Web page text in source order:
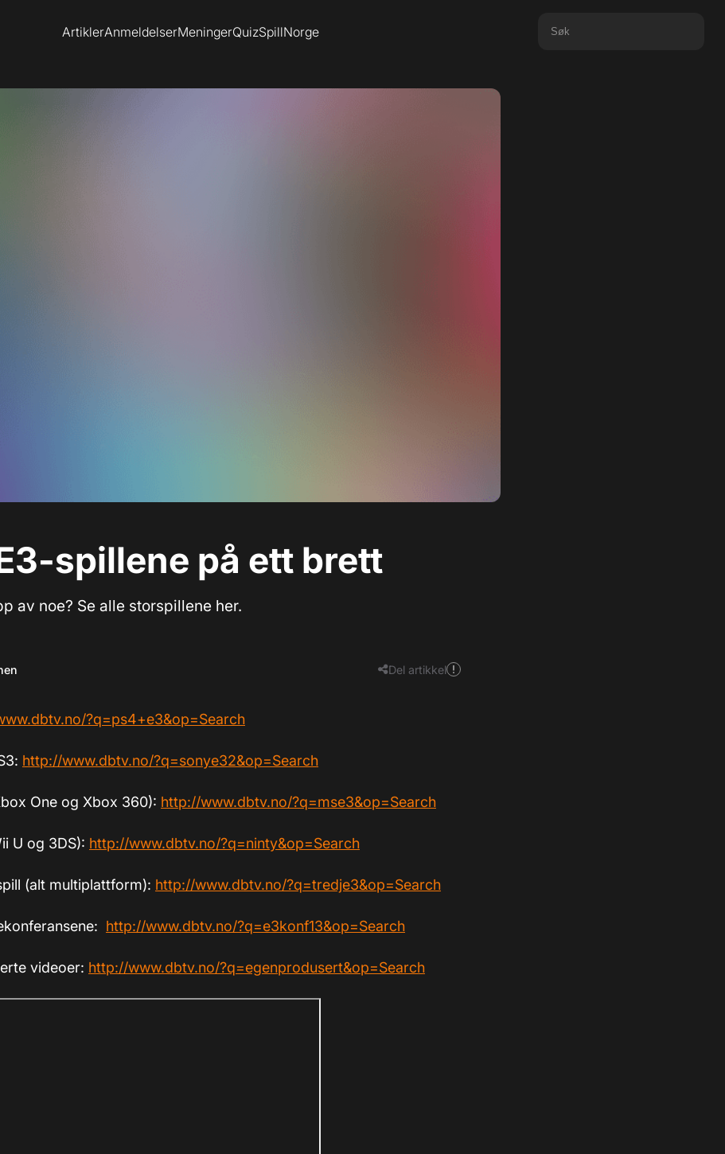
ArtiklerAnmeldelserMeningerQuizSpillNorge
spillene på ett brett
av noe? Se alle storspillene her.
Del artikkel
?q=ps4+e3&op=Search
http://www.dbtv.no/?q=sonye32&op=Search
One og Xbox 360): http://www.dbtv.no/?q=mse3&op=Search
U og 3DS): http://www.dbtv.no/?q=ninty&op=Search
(alt multiplattform): http://www.dbtv.no/?q=tredje3&op=Search
http://www.dbtv.no/?q=e3konf13&op=Search
videoer: http://www.dbtv.no/?q=egenprodusert&op=Search